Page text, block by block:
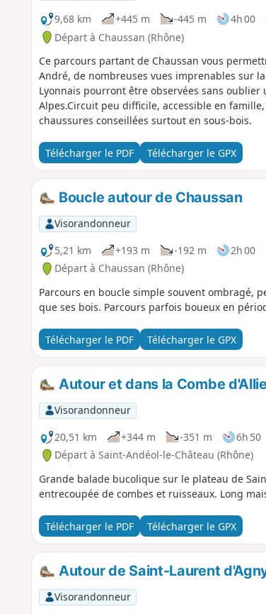
9,68 km
+445 m -445 m 4h 00
Départ à Chaussan (Rhône)
Ce parcours partant de Chaussan vous
André, de nombreuses vues imprenables sur
Lyonnais pourront être observées sans
Alpes.Circuit peu difficile, accessible en
chaussures conseillées surtout en sous-bois.
Télécharger le PDF Télécharger le GPX
Boucle autour de Chaussan
Visorandonneur
5,21 km
+193 m -192 m 2h 00
Départ à Chaussan (Rhône)
Parcours en boucle simple souvent ombragé,
que ses bois. Parcours parfois boueux en
Télécharger le PDF Télécharger le GPX
Autour et dans la Combe
Visorandonneur
20,51 km
+344 m -351 m 6h 50
Départ à Saint-Andéol-le-Château (Rhône)
Grande balade bucolique sur le plateau de
entrecoupée de combes et ruisseaux. Long
Télécharger le PDF Télécharger le GPX
Autour de Saint-Laurent
Visorandonneur